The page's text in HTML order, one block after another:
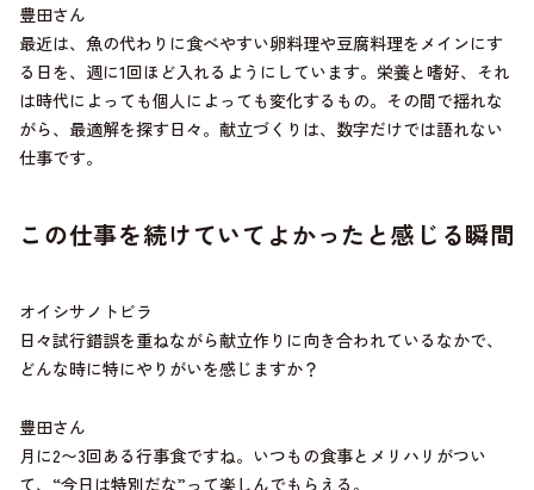
豊田さん
最近は、魚の代わりに食べやすい卵料理や豆腐料理をメインにす
る日を、週に1回ほど入れるようにしています。栄養と嗜好、それ
は時代によっても個人によっても変化するもの。その間で揺れな
がら、最適解を探す日々。献立づくりは、数字だけでは語れない
仕事です。
この仕事を続けていてよかったと感じる瞬間
オイシサノトビラ
日々試行錯誤を重ねながら献立作りに向き合われているなかで、
どんな時に特にやりがいを感じますか？
豊田さん
月に2〜3回ある行事食ですね。いつもの食事とメリハリがつい
て、“今日は特別だな”って楽しんでもらえる。